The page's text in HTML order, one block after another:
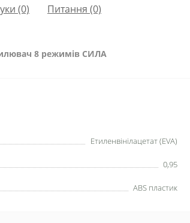
(0) Питання (0)
8 режимів СИЛА
Етиленвінілацетат (EVA)
0,95
ABS пластик